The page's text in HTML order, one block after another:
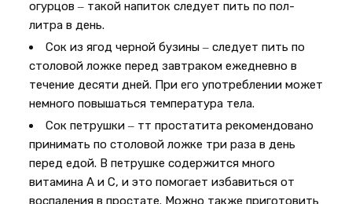
огурцов ‒ такой напиток следует пить по пол-
литра в день.
Сок из ягод черной бузины ‒ следует пить по
столовой ложке перед завтраком ежедневно в
течение десяти дней. При его употреблении может
немного повышаться температура тела.
Сок петрушки ‒ тт простатита рекомендовано
принимать по столовой ложке три раза в день
перед едой. В петрушке содержится много
витамина А и С, и это помогает избавиться от
воспаления в простате. Можно также приготовить